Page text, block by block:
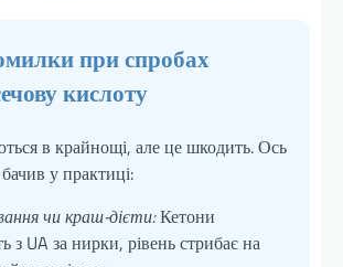
при спробах
кислоту
в крайнощі, але це шкодить. Ось
у практиці:
чи краш-дієти:Кетони
з UA за нирки, рівень стрибає на